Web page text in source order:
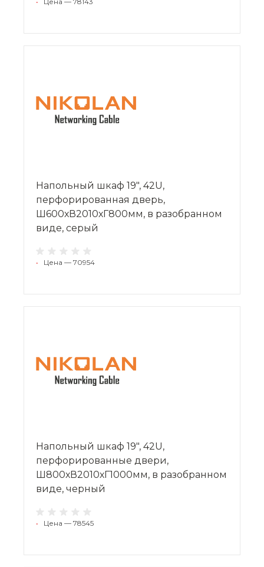
Напольный шкаф 19", 42U,
перфорированная дверь,
Ш600хВ2010хГ800мм, в разобранном
виде, серый
• Цена — 70954
Напольный шкаф 19", 42U,
перфорированные двери,
Ш800хВ2010хГ1000мм, в разобранном
виде, черный
• Цена — 78545